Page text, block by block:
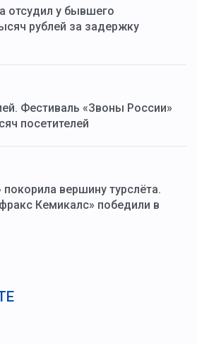
отсудил у бывшего
рублей за задержку
Фестиваль «Звоны России»
посетителей
вершину турслёта.
Кемикалс» победили в